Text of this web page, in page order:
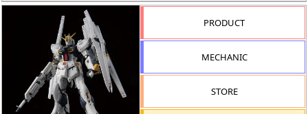
PRODUCT
MECHANIC
STORE